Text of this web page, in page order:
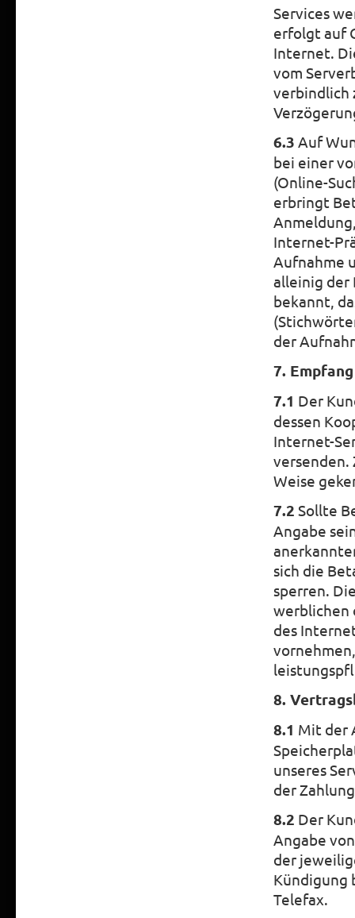
Services
erfolgt auf
Internet.
vom
verbindlich
6.3 Auf
bei einer
(Online-
erbringt
Internet-
Aufnahme
alleinig der
bekannt,
der
7.
7.1 Der
dessen
Internet-
versenden.
Weise
7.2 Sollte
Angabe
sich die
sperren.
werblichen
des
8.
8.1 Mit der
unseres
der
8.2 Der
Angabe
der
Kündigung
Telefax.